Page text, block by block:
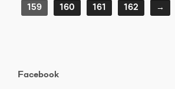
159
160 161 162 →
Facebook